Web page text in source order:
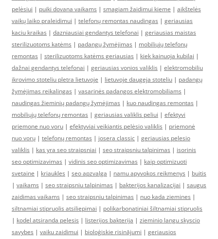
pelėsiui | puiki dovana vaikams | smagiam žaidimui kieme | aikštelės
vaikų laiko praleidimui | telefonų remontas naudingas | geriausias
kaciu kraikas | dazniausiai gendantys telefonai | geriausias maistas
sterilizuotoms katėms | padangų žymėjimas | mobiliųjų telefonų
remontas | sterilizuotoms katėms geriausias | kiek kainuoja kubilai |
dažnai gendantys telefonai | geriausias vonios valiklis | elektromobiliu
ikrovimo stoteliu pletra lietuvoje | lietuvoje daugeja stoteliu | padangų
žymėjimas reikalingas | vasarinės padangos elektromobiliams |
naudingas žieminių padangų žymėjimas | kuo naudingas remontas |
mobiliųjų telefonų remontas | geriausias valiklis peliui | efektyvi
priemone nuo voru | efektyviai veikiantis pelėsio valiklis | priemonė
nuo vorų | telefonų remontas | josera classic | geriausias pelesio
valiklis | kas yra seo straipsniai | seo straipsniu talpinimas | isorinis
seo optimizavimas | vidinis seo optimizavimas | kaip optimizuoti
svetaine | kriaukles | seo apzvalga | namu apyvokos reikmenys | buitis
| vaikams | seo straipsniu talpinimas | bakterijos kanalizacijai | saugus
zaidimas vaikams | seo straipsniu talpinimas | nuo kada ziemines |
siltnamiai stipruolis atsiliepimai | polikarbonatiniai šiltnamiai stipruolis
| kodel atsiranda pelesis | listerijos bakterija | zieminio langu skyscio
savybes | vaiku zaidimui | bioloģiskie risinājumi | geriausios